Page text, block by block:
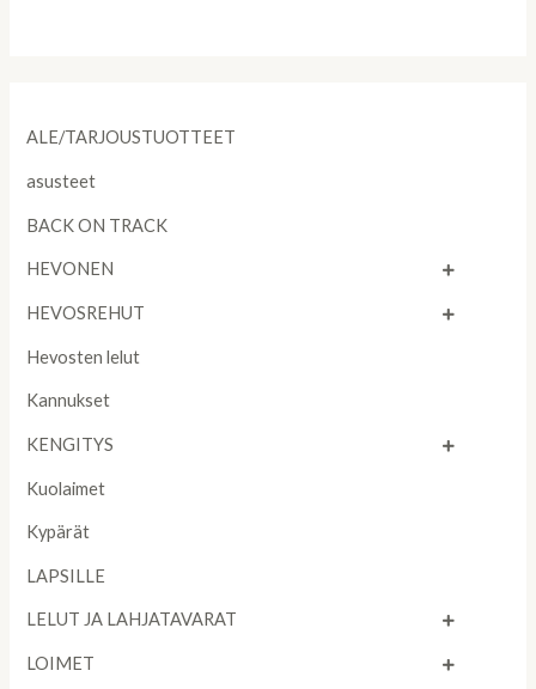
ALE/TARJOUSTUOTTEET
asusteet
BACK ON TRACK
HEVONEN
HEVOSREHUT
Hevosten lelut
Kannukset
KENGITYS
Kuolaimet
Kypärät
LAPSILLE
LELUT JA LAHJATAVARAT
LOIMET